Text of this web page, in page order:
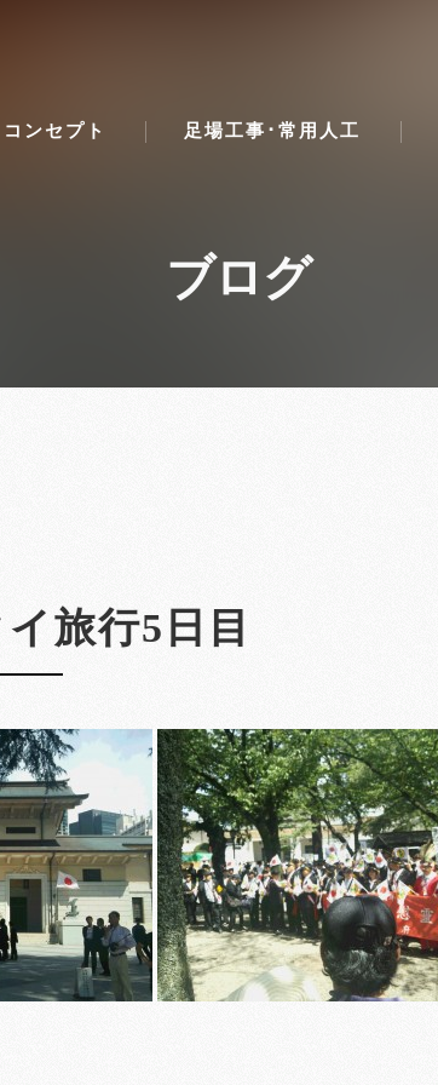
コンセプト 足場工事･常用人工
ブログ
旅行5日目